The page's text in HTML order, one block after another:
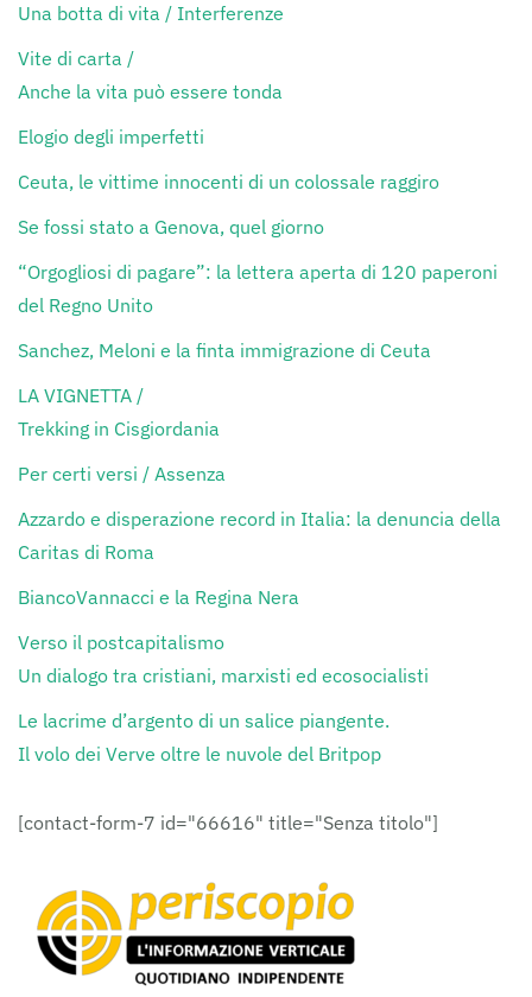
Una botta di vita / Interferenze
Vite di carta /
Anche la vita può essere tonda
Elogio degli imperfetti
Ceuta, le vittime innocenti di un colossale raggiro
Se fossi stato a Genova, quel giorno
“Orgogliosi di pagare”: la lettera aperta di 120 paperoni
del Regno Unito
Sanchez, Meloni e la finta immigrazione di Ceuta
LA VIGNETTA /
Trekking in Cisgiordania
Per certi versi / Assenza
Azzardo e disperazione record in Italia: la denuncia della
Caritas di Roma
BiancoVannacci e la Regina Nera
Verso il postcapitalismo
Un dialogo tra cristiani, marxisti ed ecosocialisti
Le lacrime d’argento di un salice piangente.
Il volo dei Verve oltre le nuvole del Britpop
[contact-form-7 id="66616" title="Senza titolo"]